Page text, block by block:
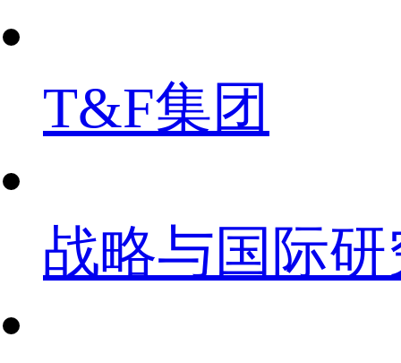
T&F集团
战略与国际